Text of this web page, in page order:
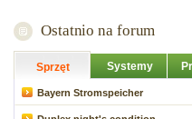
Ostatnio na forum
Sprzęt Systemy
Bayern Stromspeicher